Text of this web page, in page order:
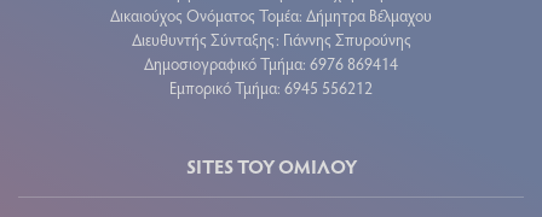
Δικαιούχος Ονόματος Τομέα: Δήμητρα Βέλμαχου
Διευθυντής Σύνταξης: Γιάννης Σπυρούνης
Δημοσιογραφικό Τμήμα: 6976 869414
Εμπορικό Τμήμα: 6945 556212
SITES ΤΟΥ ΟΜΙΛΟΥ